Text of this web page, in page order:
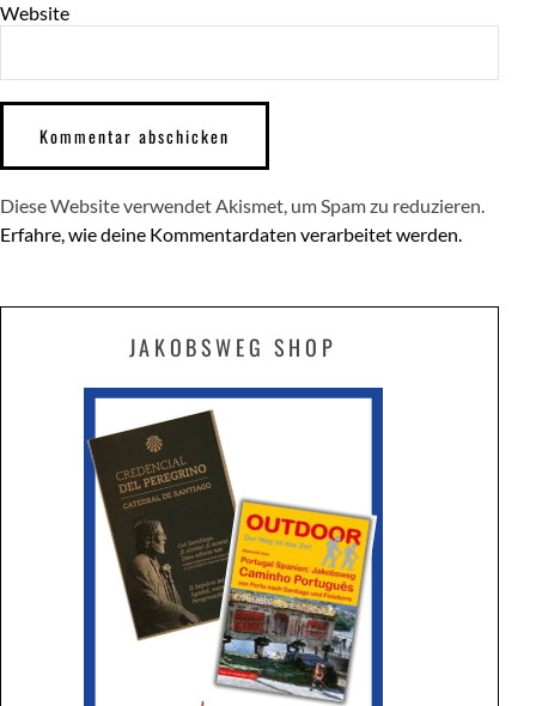
Website
Diese Website verwendet Akismet, um Spam zu reduzieren.
Erfahre, wie deine Kommentardaten verarbeitet werden.
JAKOBSWEG SHOP